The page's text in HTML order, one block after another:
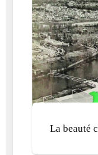
La beauté